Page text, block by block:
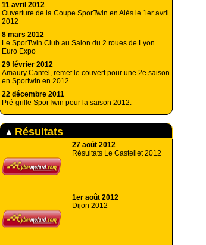
11 avril 2012
Ouverture de la Coupe SporTwin en Alès le 1er avril
2012
8 mars 2012
Le SporTwin Club au Salon du 2 roues de Lyon
Euro Expo
29 février 2012
Amaury Cantel, remet le couvert pour une 2e saison
en Sportwin en 2012
22 décembre 2011
Pré-grille SporTwin pour la saison 2012.
Résultats
27 août 2012
Résultats Le Castellet 2012
1er août 2012
Dijon 2012